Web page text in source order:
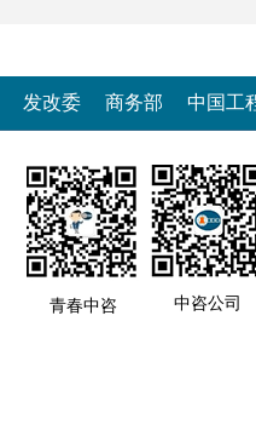
发改委 商务部 中国工
青春中咨 中咨公司